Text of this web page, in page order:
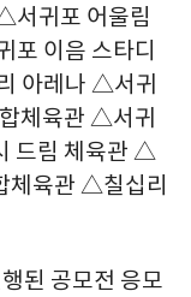
서귀포 어울림
이음 스타디
아레나 △서귀
체육관 △서귀
드림 체육관 △
체육관 △칠십리
된 공모전 응모